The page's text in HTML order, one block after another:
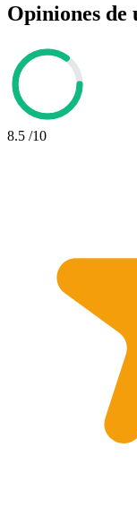
Opiniones de
8.5 /10